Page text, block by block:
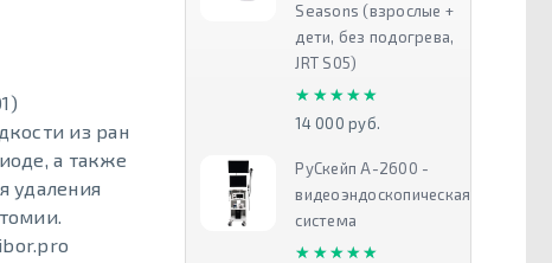
из ран
а также
удаления
Seasons (взрослые +
дети, без подогрева,
JRT S05)
★★★★★
★★★★★
14 000 руб.
РуСкейп А-2600 -
видеоэндоскопическая
система
★★★★★
★★★★★